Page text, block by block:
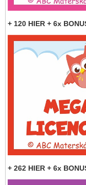
+ 120 HIER + 6x
+ 262 HIER + 6x